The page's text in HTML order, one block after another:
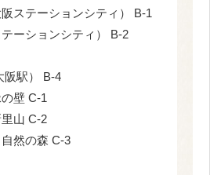
ステーションシティ） B-1
ーションシティ） B-2
阪駅） B-4
壁 C-1
山 C-2
然の森 C-3